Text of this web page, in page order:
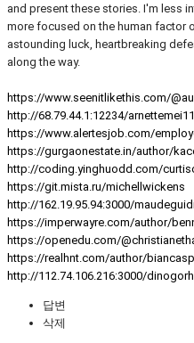
and present these stories. I'm less
more focused on the human factor
astounding luck, heartbreaking
along the way.
https://www.seenitlikethis.com/
http://68.79.44.1:12234/
https://www.alertesjob.com/
https://gurgaonestate.in/author/
http://coding.yinghuodd.com/
https://git.mista.ru/michellwickens
http://162.19.95.94:3000/
https://imperwayre.com/author/
https://openedu.com/
https://realhnt.com/author/
http://112.74.106.216:3000/
답변
삭제